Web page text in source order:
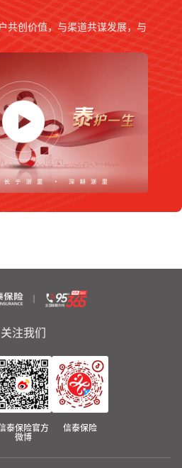
共创价值，与渠道共谋发展，与
关注我们
泰保险官方
微博
信泰保险